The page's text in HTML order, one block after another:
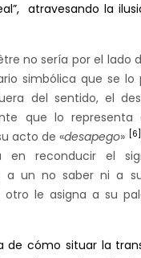
atravesando la
no sería por el lado
simbólica que se lo
del sentido, el
que lo representa
acto de «desapego» [6]
en reconducir el
a un no saber ni a
otro le asigna a su
de cómo situar la